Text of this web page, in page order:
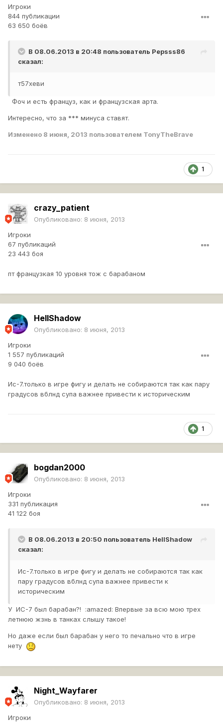
Игроки
844 публикации
63 650 боёв
В 08.06.2013 в 20:48 пользователь Pepsss86
сказал:
т57хеви
Фоч и есть француз, как и французская арта.
Интересно, что за *** минуса ставят.
Изменено 8 июня, 2013 пользователем TonyTheBrave
1
crazy_patient
Опубликовано: 8 июня, 2013
Игроки
67 публикаций
23 443 боя
пт французкая 10 уровня тож с барабаном
HellShadow
Опубликовано: 8 июня, 2013
Игроки
1 557 публикаций
9 040 боёв
Ис-7.только в игре фигу и делать не собираются так как пару
градусов вблнд супа важнее привести к историческим
1
bogdan2000
Опубликовано: 8 июня, 2013
Игроки
331 публикация
41 122 боя
В 08.06.2013 в 20:50 пользователь HellShadow
сказал:
Ис-7.только в игре фигу и делать не собираются так как
пару градусов вблнд супа важнее привести к
историческим
У ИС-7 был барабан?! :amazed: Впервые за всю мою трех
летнюю жзнь в танках слышу такое!
Но даже если был барабан у него то печально что в игре
нету
Night_Wayfarer
Опубликовано: 8 июня, 2013
Игроки